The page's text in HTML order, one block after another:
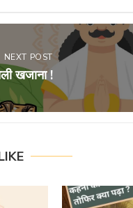
NEXT POST
खजाना !